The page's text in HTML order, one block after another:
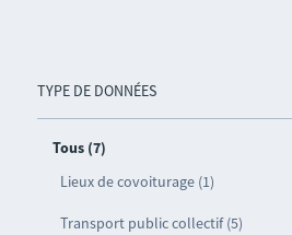
TYPE DE DONNÉES
Tous (7)
Lieux de covoiturage (1)
Transport public collectif (5)